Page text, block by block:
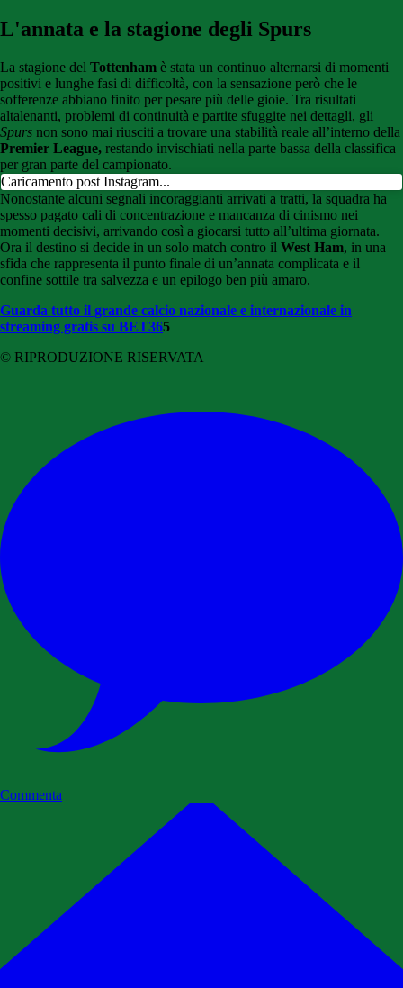
L'annata e la stagione degli Spurs
La stagione del Tottenham è stata un continuo alternarsi di momenti
positivi e lunghe fasi di difficoltà, con la sensazione però che le
sofferenze abbiano finito per pesare più delle gioie. Tra risultati
altalenanti, problemi di continuità e partite sfuggite nei dettagli, gli
Spurs non sono mai riusciti a trovare una stabilità reale all’interno della
Premier League, restando invischiati nella parte bassa della classifica
per gran parte del campionato.
Caricamento post Instagram...
Nonostante alcuni segnali incoraggianti arrivati a tratti, la squadra ha
spesso pagato cali di concentrazione e mancanza di cinismo nei
momenti decisivi, arrivando così a giocarsi tutto all’ultima giornata.
Ora il destino si decide in un solo match contro il West Ham, in una
sfida che rappresenta il punto finale di un’annata complicata e il
confine sottile tra salvezza e un epilogo ben più amaro.
Guarda tutto il grande calcio nazionale e internazionale in
streaming gratis su BET365
© RIPRODUZIONE RISERVATA
Commenta